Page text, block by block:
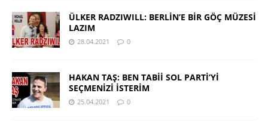
ÜLKER RADZIWILL: BERLİN’E BİR GÖÇ MÜZESİ
LAZIM
28.04.2021 0
HAKAN TAŞ: BEN TABİİ SOL PARTİ’Yİ
SEÇMENİZİ İSTERİM
25.04.2021 0